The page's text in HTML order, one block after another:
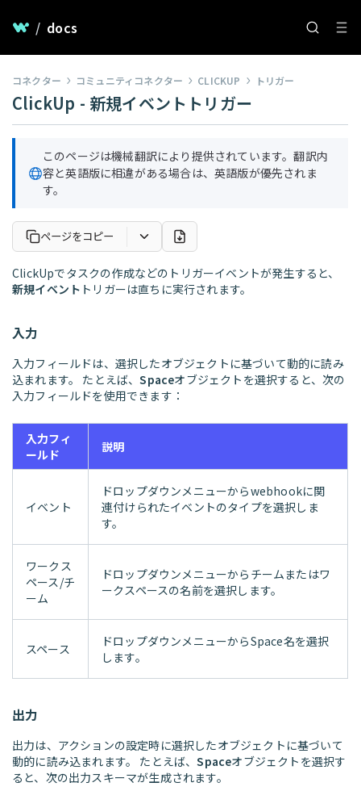
/ docs
コネクター コミュニティコネクター CLICKUP トリガー
ClickUp - 新規イベントトリガー
このページは機械翻訳により提供されています。翻訳内
容と英語版に相違がある場合は、英語版が優先されま
す。
ページをコピー
ClickUpでタスクの作成などのトリガーイベントが発生すると、
新規イベント トリガーは直ちに実行されます。
入力
入力フィールドは、選択したオブジェクトに基づいて動的に読み
込まれます。 たとえば、Spaceオブジェクトを選択すると、次の
入力フィールドを使用できます：
入力フィ
ールド
説明
イベント
ドロップダウンメニューからwebhookに関
連付けられたイベントのタイプを選択しま
す。
ワークス
ペース/チ
ーム
ドロップダウンメニューからチームまたはワ
ークスペースの名前を選択します。
スペース
ドロップダウンメニューからSpace名を選択
します。
出力
出力は、アクションの設定時に選択したオブジェクトに基づいて
動的に読み込まれます。 たとえば、Spaceオブジェクトを選択す
ると、次の出力スキーマが生成されます。